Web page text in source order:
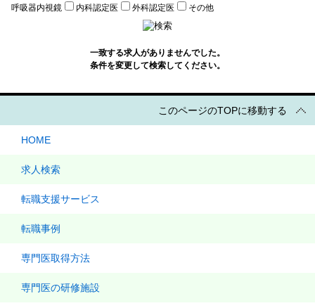
呼吸器内視鏡
内科認定医 外科認定医 その他
一致する求人がありませんでした。
条件を変更して検索してください。
このページのTOPに移動する
HOME
求人検索
転職支援サービス
転職事例
専門医取得方法
専門医の研修施設